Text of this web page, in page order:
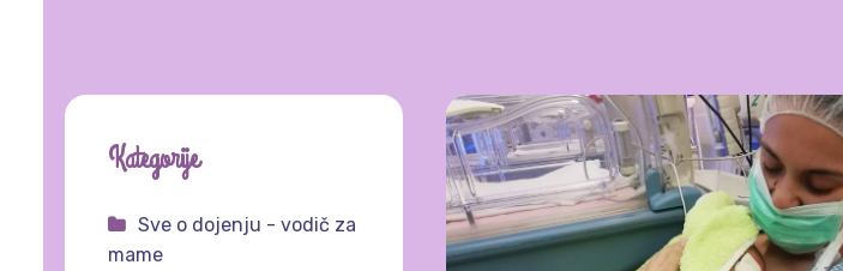
Kategorije
Sve o dojenju - vodič za
mame